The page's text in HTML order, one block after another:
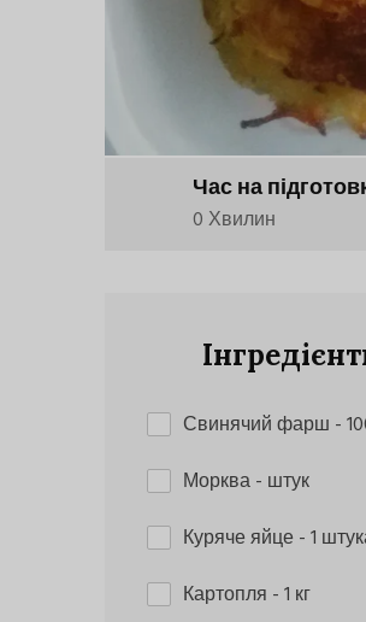
Час на
0 Хвилин
Свинячий фарш -
Морква- штук
Куряче яйце- 1
Картопля - 1 кг